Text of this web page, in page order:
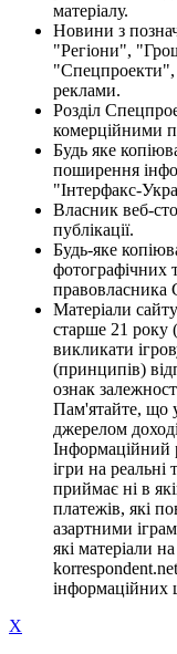
матеріалу.
Новини з
"Регіони",
реклами.
Розділ
комерційними
Будь яке
поширення
"Інтерфакс-
Власник веб-
публікації.
Будь-яке
фотографічних
правовласника
Матеріали
старше 21 року
викликати
(принципів)
ознак
Пам'ятайте, що
джерелом
Інформаційний
ігри на реальні
приймає ні в
платежів, які
азартними
які матеріали
інформаційних
X